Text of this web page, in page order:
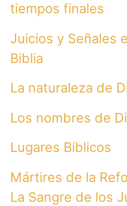
tiempos finales
Juicios y Señales
Biblia
La naturaleza de
Los nombres de
Lugares Bíblicos
Mártires de la
La Sangre de los